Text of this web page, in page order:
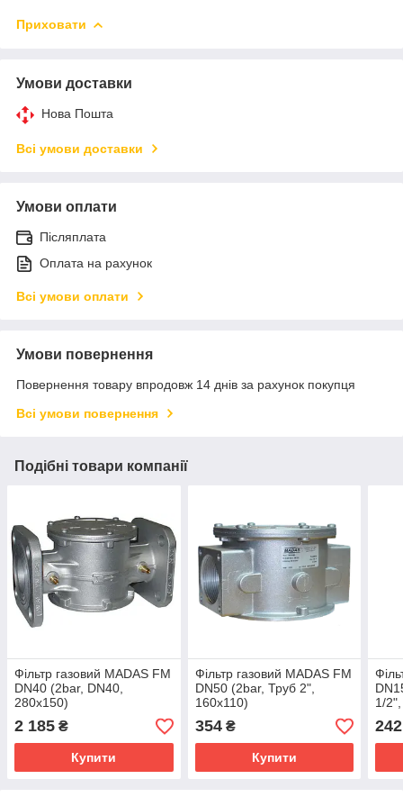
Приховати
Умови доставки
Нова Пошта
Всі умови доставки
Умови оплати
Післяплата
Оплата на рахунок
Всі умови оплати
Умови повернення
Повернення товару впродовж 14 днів за рахунок покупця
Всі умови повернення
Подібні товари компанії
Фільтр газовий MADAS FM
DN40 (2bar, DN40,
280x150)
2 185 ₴
Купити
Фільтр газовий MADAS FM
DN50 (2bar, Труб 2",
160x110)
354₴
Купити
1/
242